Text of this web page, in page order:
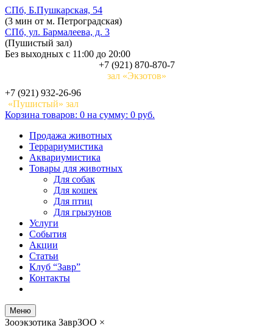
СПб, Б.Пушкарская, 54
(3 мин от м. Петроградская)
СПб, ул. Бармалеева, д. 3
(Пушистый зал)
Без выходных с 11:00 до 20:00
+7 (921) 870-870-7
зал «Экзотов»
+7 (921) 932-26-96
«Пушистый» зал
Корзина товаров: 0 на сумму: 0 руб.
Продажа животных
Террариумистика
Аквариумистика
Товары для животных
Для собак
Для кошек
Для птиц
Для грызунов
Услуги
События
Акции
Статьи
Клуб “Завр”
Контакты
Меню
Зооэкзотика ЗаврЗОО ×